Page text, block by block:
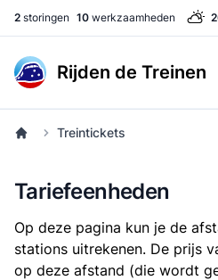
2 storingen 10 werkzaamheden
Rijden de Treinen
Treintickets
Tariefeenheden
Op deze pagina kun je de
stations uitrekenen. De prijs
op deze afstand (die wordt